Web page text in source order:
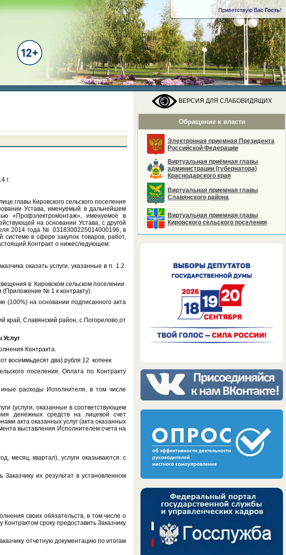
Приветствую Вас Гость!
ВЕРСИЯ ДЛЯ СЛАБОВИДЯЩИХ
Обращение к власти
Электронная приемная Президента
Российской Федерации
Виртуальная приёмная главы
администрации (губернатора)
Краснодарского края
Виртуальная приемная главы
Славянского района
Виртуальная приемная главы
Кировского сельского поселения
главы Кировского сельского поселения
Устава, именуемый в дальнейшем
«Профэлектромонтаж», именуемое в
на основании Устава, с другой
2014 года № 0318300225014000196, в
в сфере закупок товаров, работ,
Контракт о нижеследующем:
оказать услуги, указанные в п. 1.2.
в Кировском сельском поселении
(Приложение № 1 к контракту).
на основании подписанного акта
Славянский район, с.Погорелово,от
Услуг
Контракта.
два) рубля 12 копеек
поселения. Оплата по Контракту
расходы Исполнителя, в том числе
оказанные в соответствующем
денежных средств на лицевой счет
акта оказанных услуг (акта оказанных
выставления Исполнителем счета на
месяц, квартал), услуги оказываются: с
их результат в установленном
своих обязательств, в том числе о
сроку предоставить Заказчику
отчетную документацию по итогам